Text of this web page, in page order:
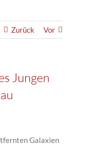
Zurück Vor
Jungen
Galaxien